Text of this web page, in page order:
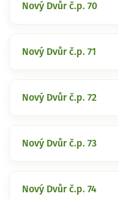
Nový Dvůr č.p. 70
Nový Dvůr č.p. 71
Nový Dvůr č.p. 72
Nový Dvůr č.p. 73
Nový Dvůr č.p. 74